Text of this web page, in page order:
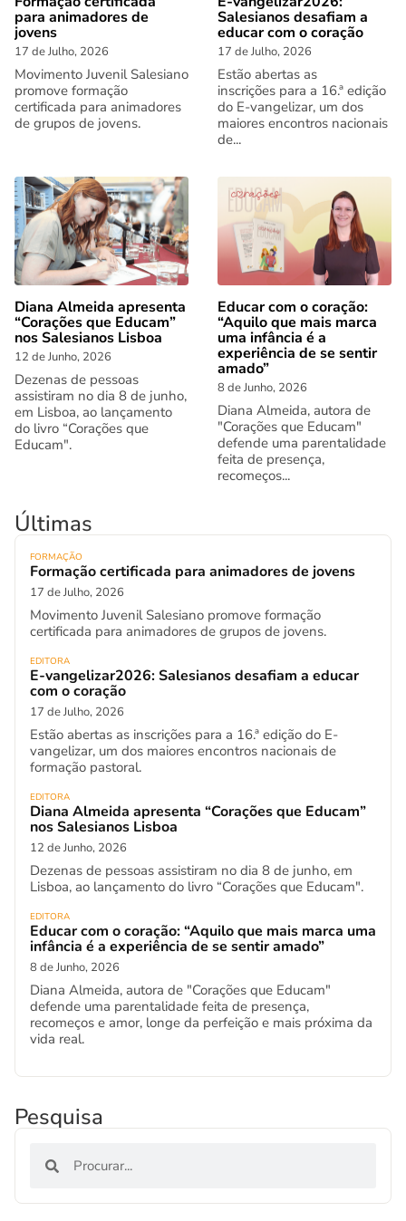
para animadores de
jovens
17 de Julho, 2026
Movimento Juvenil Salesiano
promove formação
certificada para animadores
de grupos de jovens.
Salesianos desafiam a
educar com o coração
17 de Julho, 2026
Estão abertas as
inscrições para a 16.ª edição
do E-vangelizar, um dos
maiores encontros nacionais
de...
Diana Almeida apresenta
“Corações que Educam”
nos Salesianos Lisboa
12 de Junho, 2026
Dezenas de pessoas
assistiram no dia 8 de junho,
em Lisboa, ao lançamento
do livro “Corações que
Educam".
Educar com o coração:
“Aquilo que mais marca
uma infância é a
experiência de se sentir
amado”
8 de Junho, 2026
Diana Almeida, autora de
"Corações que Educam"
defende uma parentalidade
feita de presença,
recomeços...
Últimas
FORMAÇÃO
Formação certificada para animadores de jovens
17 de Julho, 2026
Movimento Juvenil Salesiano promove formação
certificada para animadores de grupos de jovens.
EDITORA
E-vangelizar2026: Salesianos desafiam a educar
com o coração
17 de Julho, 2026
Estão abertas as inscrições para a 16.ª edição do E-
vangelizar, um dos maiores encontros nacionais de
formação pastoral.
EDITORA
Diana Almeida apresenta “Corações que Educam”
nos Salesianos Lisboa
12 de Junho, 2026
Dezenas de pessoas assistiram no dia 8 de junho, em
Lisboa, ao lançamento do livro “Corações que Educam".
EDITORA
Educar com o coração: “Aquilo que mais marca uma
infância é a experiência de se sentir amado”
8 de Junho, 2026
Diana Almeida, autora de "Corações que Educam"
defende uma parentalidade feita de presença,
recomeços e amor, longe da perfeição e mais próxima da
vida real.
Pesquisa